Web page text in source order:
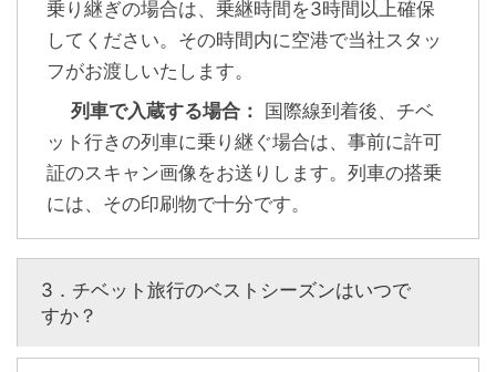
乗り継ぎの場合は、乗継時間を3時間以上確保
してください。その時間内に空港で当社スタッ
フがお渡しいたします。
列車で入蔵する場合：
国際線到着後、チベ
ット行きの列車に乗り継ぐ場合は、事前に許可
証のスキャン画像をお送りします。列車の搭乗
には、その印刷物で十分です。
3．チベット旅行のベストシーズンはいつで
すか？